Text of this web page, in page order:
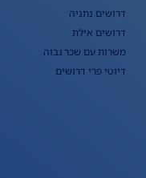
דרושים נתניה
דרושים אילת
משרות עם שכר גבוה
דיוטי פרי דרושים